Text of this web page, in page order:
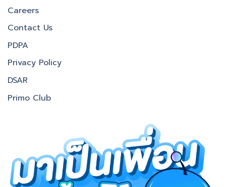
Careers
Contact Us
PDPA
Privacy Policy
DSAR
Primo Club